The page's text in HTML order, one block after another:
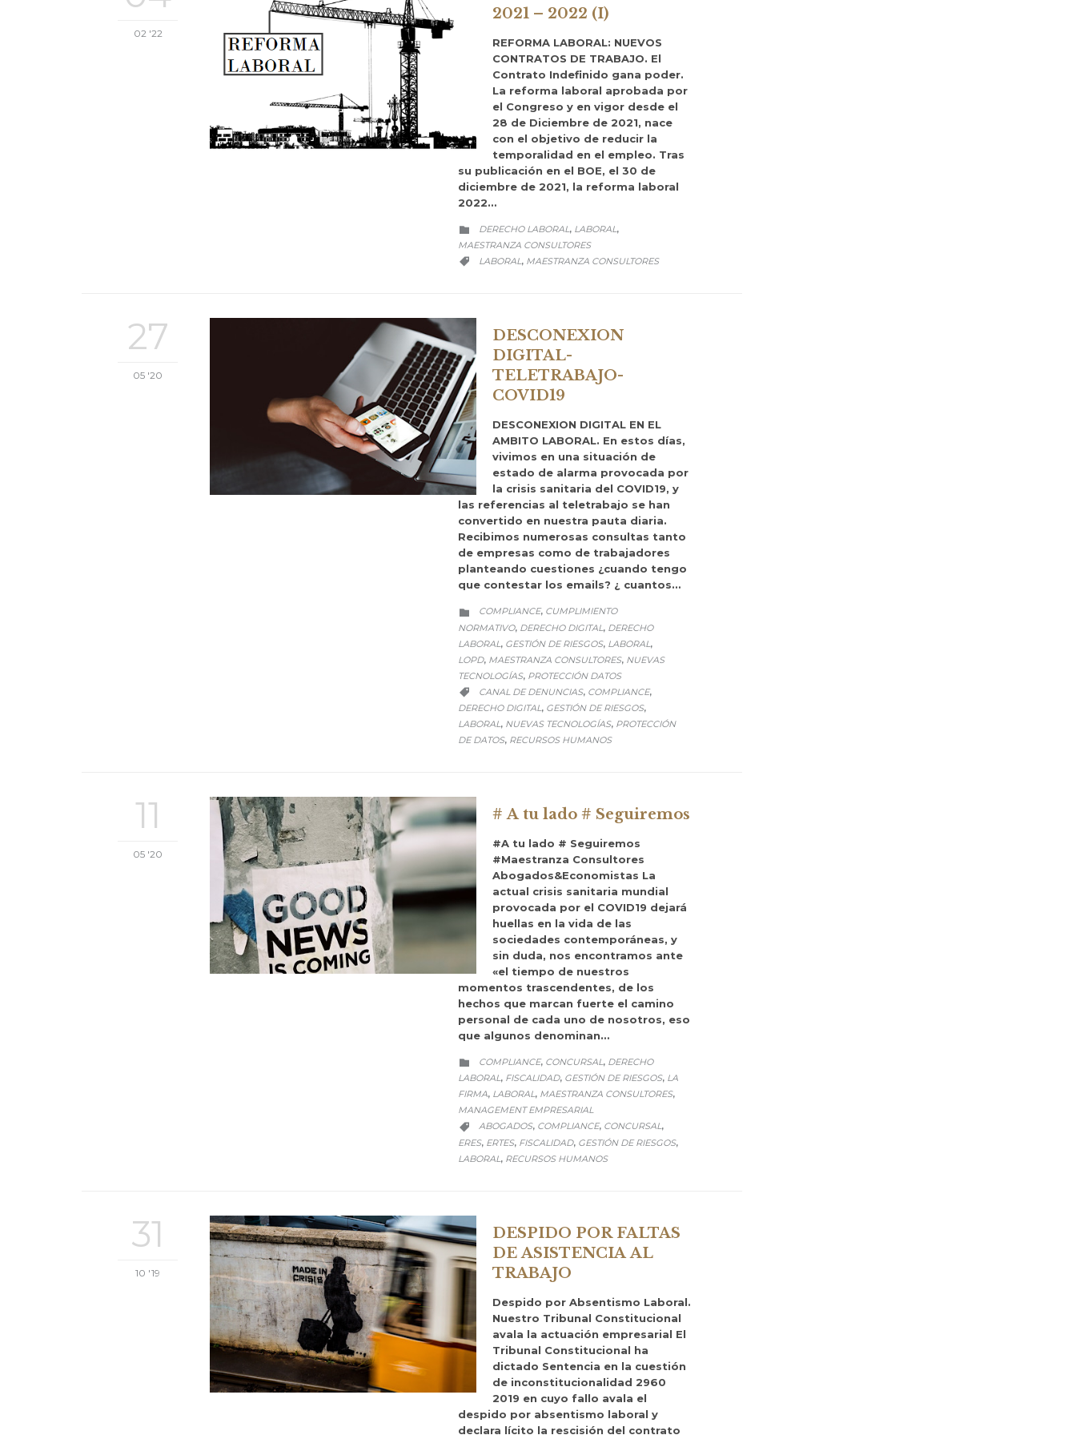
02 '22
2021 – 2022 (I)
REFORMA LABORAL: NUEVOS
CONTRATOS DE TRABAJO. El
Contrato Indefinido gana poder.
La reforma laboral aprobada por
el Congreso y en vigor desde el
28 de Diciembre de 2021, nace
con el objetivo de reducir la
temporalidad en el empleo. Tras
su publicación en el BOE, el 30 de
diciembre de 2021, la reforma laboral
2022…
 CATEGORY
DERECHO LABORAL, LABORAL,
MAESTRANZA CONSULTORES
 CATEGORY
LABORAL, MAESTRANZA CONSULTORES
27
05 '20
DESCONEXION
DIGITAL-
TELETRABAJO-
COVID19
DESCONEXION DIGITAL EN EL
AMBITO LABORAL. En estos días,
vivimos en una situación de
estado de alarma provocada por
la crisis sanitaria del COVID19, y
las referencias al teletrabajo se han
convertido en nuestra pauta diaria.
Recibimos numerosas consultas tanto
de empresas como de trabajadores
planteando cuestiones ¿cuando tengo
que contestar los emails? ¿ cuantos…
 CATEGORY
COMPLIANCE, CUMPLIMIENTO
NORMATIVO, DERECHO DIGITAL , DERECHO
LABORAL , GESTIÓN DE RIESGOS, LABORAL ,
LOPD, MAESTRANZA CONSULTORES, NUEVAS
TECNOLOGÍAS, PROTECCIÓN DATOS
 CATEGORY
CANAL DE DENUNCIAS, COMPLIANCE,
DERECHO DIGITAL, GESTIÓN DE RIESGOS,
LABORAL, NUEVAS TECNOLOGÍAS, PROTECCIÓN
DE DATOS, RECURSOS HUMANOS
11
05 '20
# A tu lado # Seguiremos
#A tu lado # Seguiremos
#Maestranza Consultores
Abogados&Economistas La
actual crisis sanitaria mundial
provocada por el COVID19 dejará
huellas en la vida de las
sociedades contemporáneas, y
sin duda, nos encontramos ante
«el tiempo de nuestros
momentos trascendentes, de los
hechos que marcan fuerte el camino
personal de cada uno de nosotros, eso
que algunos denominan…
 CATEGORY
COMPLIANCE, CONCURSAL, DERECHO
LABORAL, FISCALIDAD, GESTIÓN DE RIESGOS, LA
FIRMA, LABORAL, MAESTRANZA CONSULTORES,
MANAGEMENT EMPRESARIAL
 CATEGORY
ABOGADOS, COMPLIANCE, CONCURSAL,
ERES, ERTES, FISCALIDAD, GESTIÓN DE RIESGOS,
LABORAL , RECURSOS HUMANOS
31
10 '19
DESPIDO POR FALTAS
DE ASISTENCIA AL
TRABAJO
Despido por Absentismo Laboral.
Nuestro Tribunal Constitucional
avala la actuación empresarial El
Tribunal Constitucional ha
dictado Sentencia en la cuestión
de inconstitucionalidad 2960
2019 en cuyo fallo avala el
despido por absentismo laboral y
declara lícito la rescisión del contrato